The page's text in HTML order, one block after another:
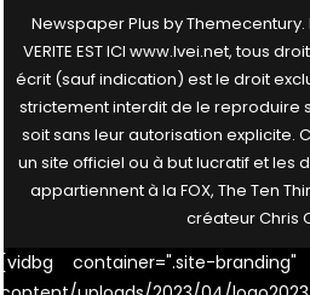
Newspaper Plus byThemecentury.
VERITE EST ICI www.lvei.net, tous
écrit (sauf indication) est le droit
strictement interdit de le reproduire
soit sans leur autorisation explicite.
un site officiel ou à but lucratif et les
appartiennent à la FOX, The Ten
créateur Chris
[vidbg container=".site-